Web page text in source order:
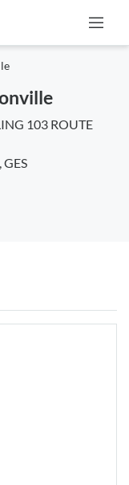
103 ROUTE